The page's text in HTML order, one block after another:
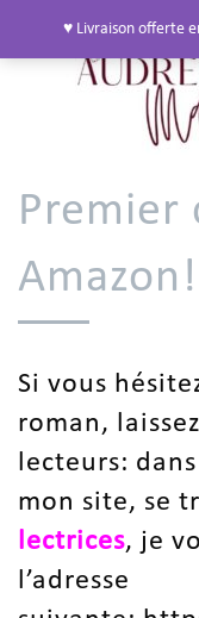
Premier
Amazon!
Si vous
roman,
lecteurs:
mon site, se
lectrices, je
l’adresse
♥ Livraison offerte